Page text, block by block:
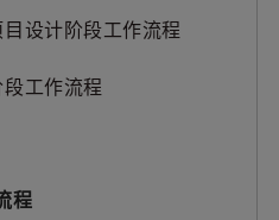
设计阶段工作流程
工作流程
程